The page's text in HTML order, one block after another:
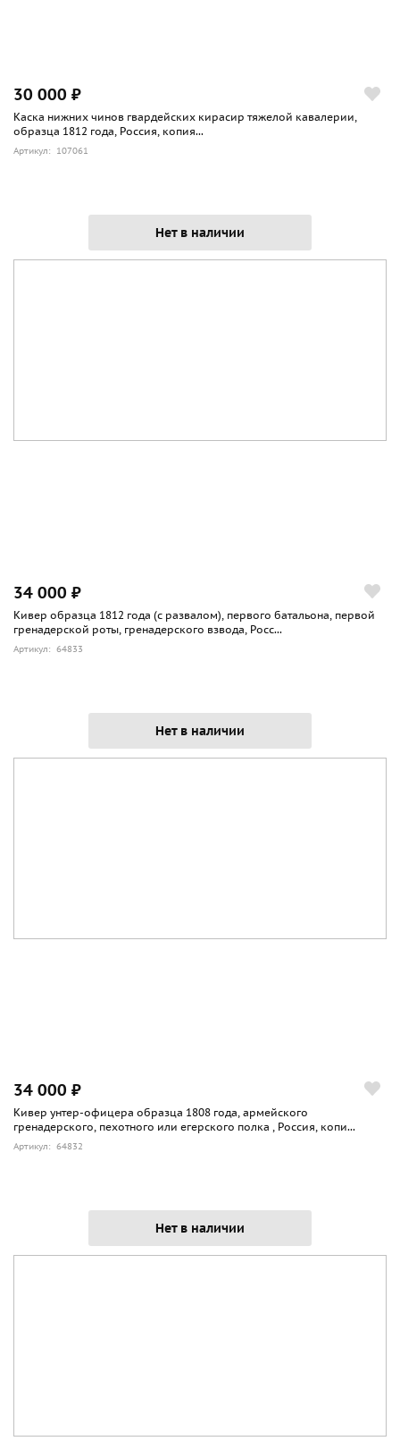
30 000 ₽
Каска нижних чинов гвардейских кирасир тяжелой кавалерии,
образца 1812 года, Россия, копия...
Артикул: 107061
Нет в наличии
34 000 ₽
Кивер образца 1812 года (с развалом), первого батальона, первой
гренадерской роты, гренадерского взвода, Росс...
Артикул: 64833
Нет в наличии
34 000 ₽
Кивер унтер-офицера образца 1808 года, армейского
гренадерского, пехотного или егерского полка , Россия, копи...
Артикул: 64832
Нет в наличии